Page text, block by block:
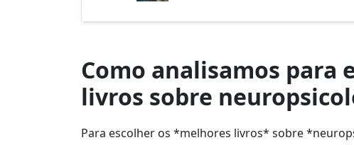
Como analisamos para
livros sobre
Para escolher os *melhores livros* sobre